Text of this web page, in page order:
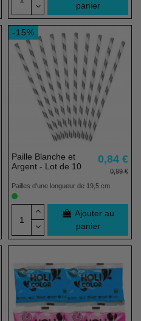
panier
-15%
Paille Blanche et
Argent - Lot de 10
0,84 €
0,99 €
Pailles d'une longueur de 19,5 cm
Ajouter au
panier